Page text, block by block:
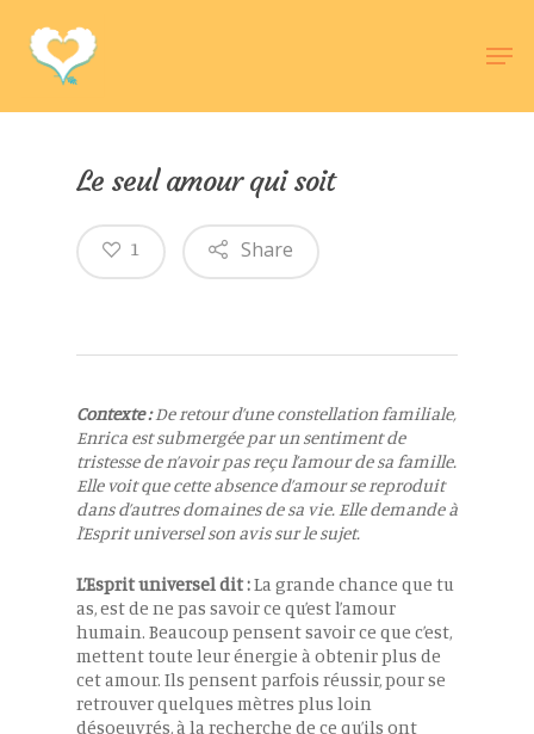
Le seul amour qui soit
Share
1
Contexte :De retour d’une constellation familiale,
Enrica est submergée par un sentiment de
tristesse de n’avoir pas reçu l’amour de sa famille.
Elle voit que cette absence d’amour se reproduit
dans d’autres domaines de sa vie. Elle demande à
l’Esprit universel son avis sur le sujet.
L’Esprit universel dit :La grande chance que tu
as, est de ne pas savoir ce qu’est l’amour
humain. Beaucoup pensent savoir ce que c’est,
mettent toute leur énergie à obtenir plus de
cet amour. Ils pensent parfois réussir, pour se
retrouver quelques mètres plus loin
désoeuvrés, à la recherche de ce qu’ils ont